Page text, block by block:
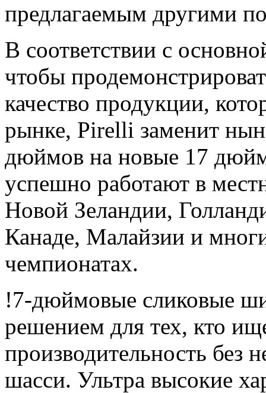
предлагаемым другими
В соответствии с
чтобы
качество продукции,
рынке, Pirelli заменит
дюймов на новые 17
успешно работают в
Новой Зеландии,
Канаде, Малайзии и
чемпионатах.
!7-дюймовые сликовые
решением для тех, кто
производительность без
шасси. Ультра высокие